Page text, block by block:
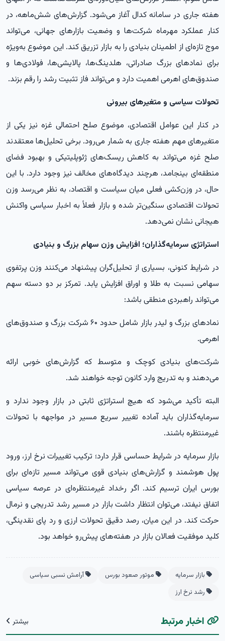
هفته جاری در سامانه کدال آغاز می‌شود. گزارش‌های شش‌ماهه، در
کنار عملکرد مهرماه شرکت‌ها و وضعیت بازارهای جهانی، می‌تواند
موج تازه‌ای از اطمینان بنیادی را به بازار تزریق کند. این موضوع به‌ویژه
برای نمادهای بزرگ صادراتی، هلدینگ‌ها، پالایشی‌ها، فولادی‌ها و
صندوق‌های اهرمی اهمیت دارد و می‌تواند فاز تثبیت رشد را رقم بزند.
تحولات سیاسی و متغیرهای بیرونی
در کنار این عوامل اقتصادی، موضوع صلح احتمالی غزه نیز یکی از
متغیرهای مهم هفته جاری به شمار می‌رود. برخی تحلیل‌ها معتقدند
صلح غزه می‌تواند به کاهش ریسک‌های ژئوپلیتیکی و بهبود فضای
منطقه‌ای بینجامد، هرچند دیدگاه‌های مخالف نیز وجود دارد. با این
حال، در وزن‌کشی فعلی میان سیاست و اقتصاد، به نظر می‌رسد وزن
تحولات اقتصادی سنگین‌تر شده و بازار فعلاً به اخبار سیاسی واکنش
هیجانی نشان نمی‌دهد.
استراتژی سرمایه‌گذاران؛ افزایش وزن سهام بزرگ و بنیادی
در شرایط کنونی، بسیاری از تحلیل‌گران پیشنهاد می‌کنند وزن پرتفوی
سهامی نسبت به طلا و اوراق افزایش یابد. تمرکز بر دو دسته سهم
می‌تواند راهبردی منطقی باشد:
نمادهای بزرگ و لیدر بازار شامل حدود ۶۰ شرکت بزرگ و صندوق‌های
اهرمی.
شرکت‌های بنیادی کوچک و متوسط که گزارش‌های خوبی ارائه
می‌دهند و به تدریج وارد کانون توجه خواهند شد.
البته تأکید می‌شود که هیچ استراتژی ثابتی در بازار وجود ندارد و
سرمایه‌گذاران باید آماده تغییر سریع مسیر در مواجهه با تحولات
غیرمنتظره باشند.
بازار سرمایه در شرایط حساسی قرار دارد؛ ترکیب تغییرات نرخ ارز، ورود
پول هوشمند و گزارش‌های بنیادی قوی می‌تواند مسیر تازه‌ای برای
بورس ایران ترسیم کند. اگر رخداد غیرمنتظره‌ای در عرصه سیاسی
اتفاق نیفتد، می‌توان انتظار داشت بازار در مسیر رشد تدریجی و نرمال
حرکت کند. در این میان، رصد دقیق تحولات ارزی و رد پای نقدینگی،
کلید موفقیت فعالان بازار در هفته‌های پیش‌رو خواهد بود.
بازار سرمایه موتور صعود بورس
آرامش نسبی سیاسی
رشد نرخ ارز
اخبار مرتبط بیشتر